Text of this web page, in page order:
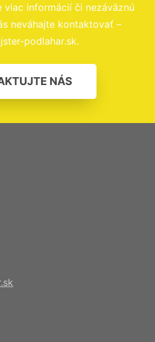
viac informácií či nezáväznú
neváhajte kontaktovať –
podlahar.sk.
NÁS